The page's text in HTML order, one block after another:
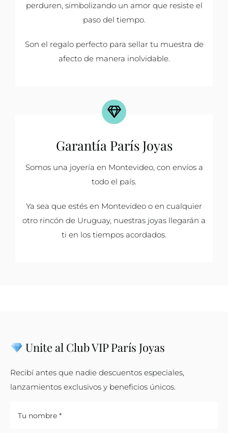
perduren, simbolizando un amor que resiste el
paso del tiempo.
Son el regalo perfecto para sellar tu muestra de
afecto de manera inolvidable.
Garantía París Joyas
Somos una joyería en Montevideo, con envíos a
todo el país.
Ya sea que estés en Montevideo o en cualquier
otro rincón de Uruguay, nuestras joyas llegarán a
ti en los tiempos acordados.
Unite al Club VIP París Joyas
Recibí antes que nadie descuentos especiales,
lanzamientos exclusivos y beneficios únicos.